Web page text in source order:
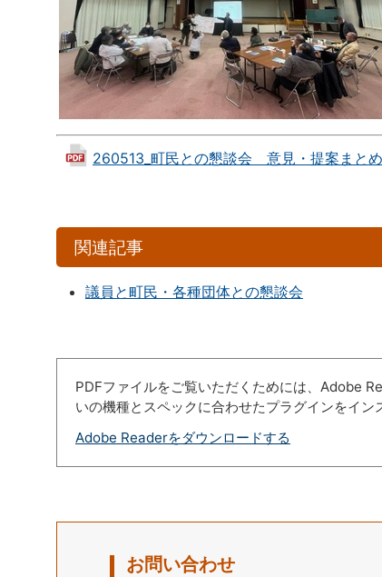
260513_町民との懇談会 意見・提案まと
関連記事
議員と町民・各種団体との懇談会
PDFファイルをご覧いただくためには、Adobe
いの機種とスペックに合わせたプラグインをイン
Adobe Readerをダウンロードする
お問い合わせ